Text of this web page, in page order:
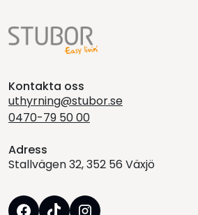
Kontakta oss
uthyrning@stubor.se
0470-79 50 00
Adress
Stallvägen 32, 352 56 Växjö